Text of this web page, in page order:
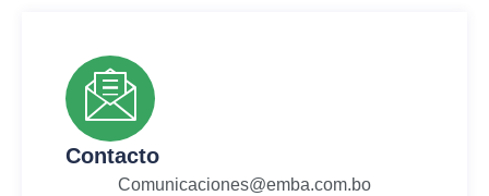
Contacto
Comunicaciones@emba.com.bo